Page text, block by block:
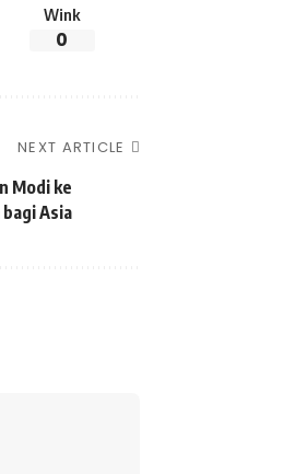
Wink
0
NEXT ARTICLE
Modi ke
Asia